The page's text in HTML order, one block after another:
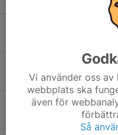
Hallligan 2022/23
Avslutning
28 mar 2022 2
Halligan januari
12 dec 2021 0
Vi använder oss
webbplats ska
även för
Så